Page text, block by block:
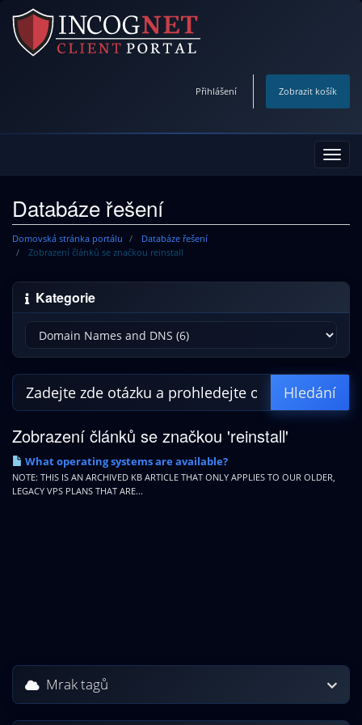
Přihlášení Zobrazit košík
Databáze řešení
Domovská stránka portálu
Databáze řešení
Zobrazení článků se značkou reinstall
Kategorie
Zobrazení článků se značkou 'reinstall'
What operating systems are available?
NOTE: THIS IS AN ARCHIVED KB ARTICLE THAT ONLY APPLIES TO OUR OLDER,
LEGACY VPS PLANS THAT ARE...
Mrak tagů